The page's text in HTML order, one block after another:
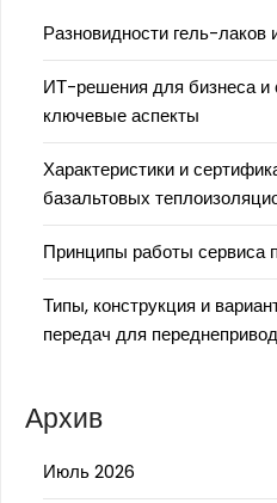
Разновидности гель-лаков
ИТ-решения для бизнеса и
ключевые аспекты
Характеристики и
базальтовых
Принципы работы сервиса
Типы, конструкция и
передач для
Архив
Июль 2026